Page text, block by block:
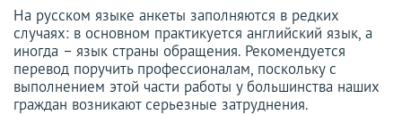
На русском языке анкеты заполняются в редких
случаях: в основном практикуется английский язык, а
иногда – язык страны обращения. Рекомендуется
перевод поручить профессионалам, поскольку с
выполнением этой части работы у большинства наших
граждан возникают серьезные затруднения.